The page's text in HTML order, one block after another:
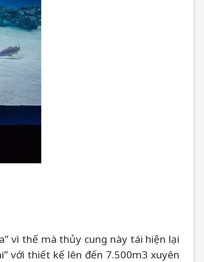
vì thế mà thủy cung này tái hiện lại
với thiết kế lên đến 7.500m3 xuyên